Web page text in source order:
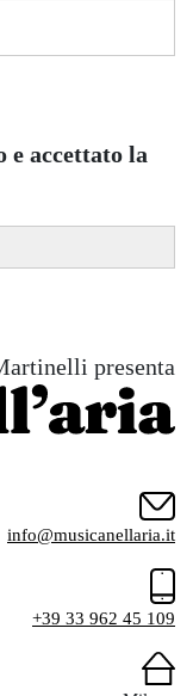
e accettato la
presenta
info@musicanellaria.it
+39 33 962 45 109